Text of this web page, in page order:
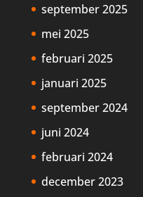
september 2025
mei 2025
februari 2025
januari 2025
september 2024
juni 2024
februari 2024
december 2023